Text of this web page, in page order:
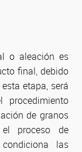
o aleación es
final, debido
etapa, será
de granos
proceso de
las